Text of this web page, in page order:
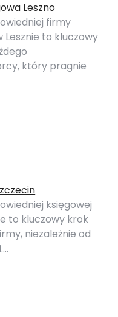
Leszno
firmy
Lesznie to kluczowy
który pragnie
księgowej
to kluczowy krok
niezależnie od